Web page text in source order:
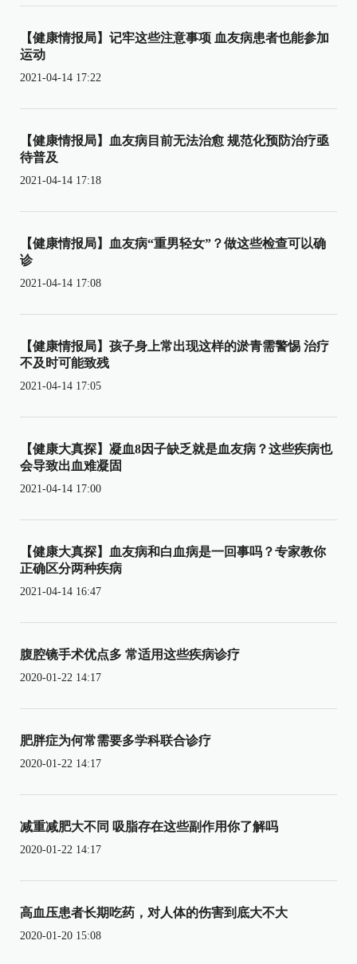
【健康情报局】记牢这些注意事项 血友病患者也能参加
运动
2021-04-14 17:22
【健康情报局】血友病目前无法治愈 规范化预防治疗亟
待普及
2021-04-14 17:18
【健康情报局】血友病“重男轻女”？做这些检查可以确
诊
2021-04-14 17:08
【健康情报局】孩子身上常出现这样的淤青需警惕 治疗
不及时可能致残
2021-04-14 17:05
【健康大真探】凝血8因子缺乏就是血友病？这些疾病也
会导致出血难凝固
2021-04-14 17:00
【健康大真探】血友病和白血病是一回事吗？专家教你
正确区分两种疾病
2021-04-14 16:47
腹腔镜手术优点多 常适用这些疾病诊疗
2020-01-22 14:17
肥胖症为何常需要多学科联合诊疗
2020-01-22 14:17
减重减肥大不同 吸脂存在这些副作用你了解吗
2020-01-22 14:17
高血压患者长期吃药，对人体的伤害到底大不大
2020-01-20 15:08